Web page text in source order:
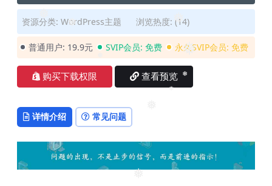
❅
❅
❅
❅
❅ ❅
资源分类: WordPress主题 浏览热度: (14)
普通用户: 19.9元 SVIP会员: 免费 永久SVIP会员: 免费
购买下载权限 查看预览
详情介绍 常见问题